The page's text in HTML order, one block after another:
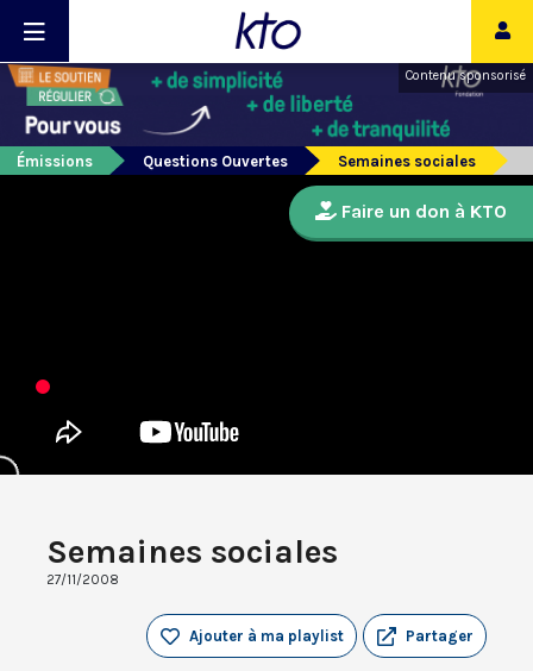
Contenu sponsorisé
Émissions Questions Ouvertes Semaines sociales
Semaines sociales
27/11/2008
Partager
Ajouter à ma playlist
Faire un don à KTO